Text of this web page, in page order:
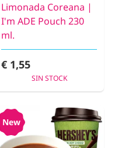
Limonada Coreana |
I'm ADE Pouch 230
ml.
€ 1,55
SIN STOCK
New